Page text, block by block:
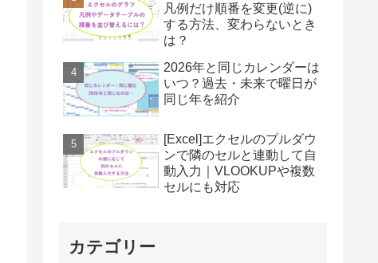
凡例だけ順番を変更(逆に)
する方法、変わらないとき
は？
2026年と同じカレンダーは
いつ？過去・未来で曜日が
同じ年を紹介
[Excel]エクセルのプルダウ
ンで隣のセルと連動して自
動入力｜VLOOKUPや複数
セルにも対応
カテゴリー